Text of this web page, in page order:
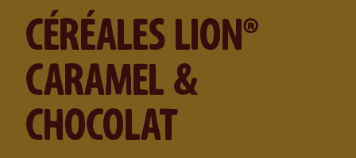
CÉRÉALES LION®
CARAMEL &
CHOCOLAT